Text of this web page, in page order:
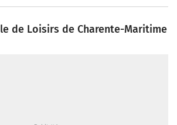
de Loisirs de Charente-Maritime